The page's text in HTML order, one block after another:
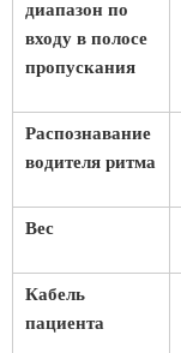
диапазон по
входу в полосе
пропускания
Распознавание
водителя ритма
Вес
Кабель
пациента